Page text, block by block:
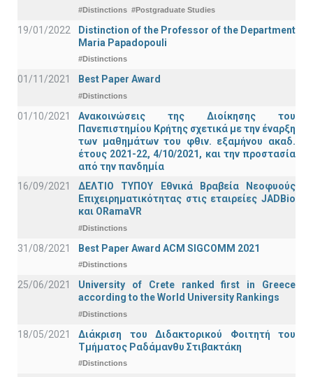
#Distinctions #Postgraduate Studies
19/01/2022
Distinction of the Professor of the Department
Maria Papadopouli
#Distinctions
01/11/2021 Best Paper Award
#Distinctions
01/10/2021
Ανακοινώσεις της Διοίκησης του
Πανεπιστημίου Κρήτης σχετικά με την έναρξη
των μαθημάτων του φθιν. εξαμήνου ακαδ.
έτους 2021-22, 4/10/2021, και την προστασία
από την πανδημία
16/09/2021
ΔΕΛΤΙΟ ΤΥΠΟΥ Εθνικά Βραβεία Νεοφυούς
Επιχειρηματικότητας στις εταιρείες JADBio
και ORamaVR
#Distinctions
31/08/2021 Best Paper Award ACM SIGCOMM 2021
#Distinctions
25/06/2021
University of Crete ranked first in Greece
according to the World University Rankings
#Distinctions
18/05/2021
Διάκριση του Διδακτορικού Φοιτητή του
Τμήματος Ραδάμανθυ Στιβακτάκη
#Distinctions